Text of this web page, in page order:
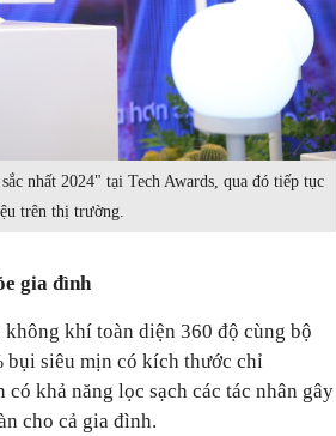
nhất 2024" tại Tech Awards, qua đó tiếp tục
trên thị trường.
gia đình
khí toàn diện 360 độ cùng bộ
bụi siêu mịn có kích thước chỉ
khả năng lọc sạch các tác nhân gây
cho cả gia đình.